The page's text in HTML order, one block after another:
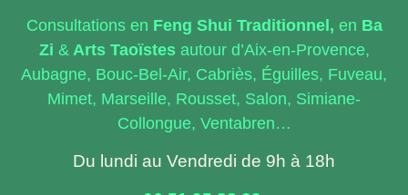
Consultations en Feng Shui Traditionnel, en Ba
Zi &Arts Taoïstes autour d’Aix-en-Provence,
Aubagne, Bouc-Bel-Air, Cabriès, Éguilles, Fuveau,
Mimet, Marseille, Rousset, Salon, Simiane-
Collongue, Ventabren…
Du lundi au Vendredi de 9h à 18h